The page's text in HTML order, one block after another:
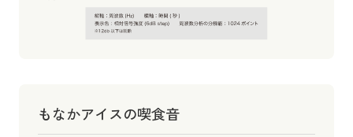
もなかアイスの喫食音